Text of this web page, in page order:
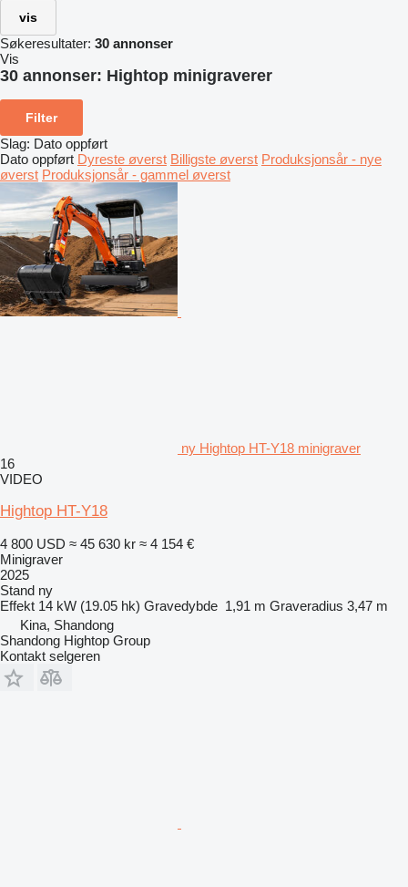
vis
Søkeresultater: 30 annonser
Vis
30 annonser: Hightop minigraverer
Filter
Slag: Dato oppført
Dato oppført Dyreste øverst Billigste øverst Produksjonsår - nye
øverst Produksjonsår - gammel øverst
ny Hightop HT-Y18 minigraver
16
VIDEO
Hightop HT-Y18
4 800 USD ≈ 45 630 kr ≈ 4 154 €
Minigraver
2025
Stand ny
Effekt 14 kW (19.05 hk) Gravedybde 1,91 m Graveradius 3,47 m
Kina, Shandong
Shandong Hightop Group
Kontakt selgeren